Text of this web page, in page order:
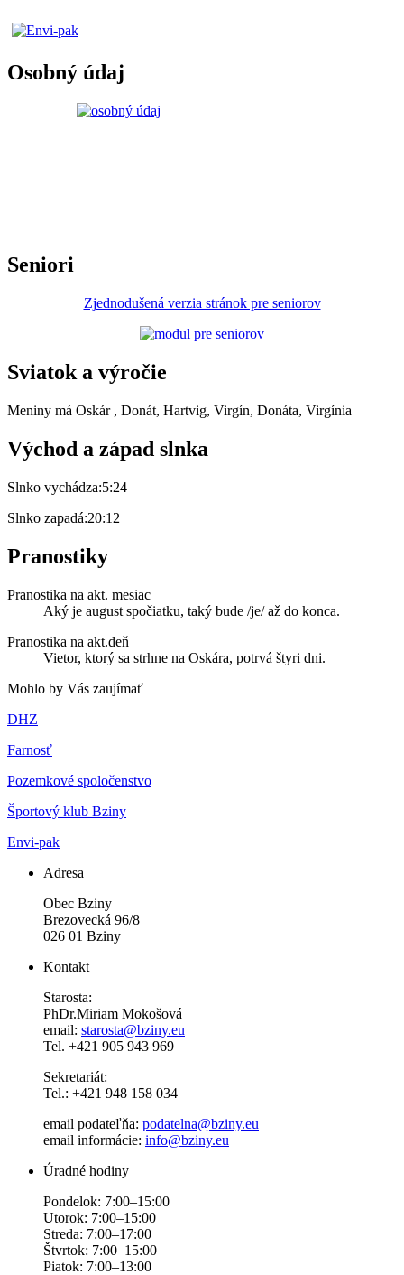
Osobný údaj
Seniori
Zjednodušená verzia stránok pre seniorov
Sviatok a výročie
Meniny má Oskár , Donát, Hartvig, Virgín, Donáta, Virgínia
Východ a západ slnka
Slnko vychádza:5:24
Slnko zapadá:20:12
Pranostiky
Pranostika na akt. mesiac
Aký je august spočiatku, taký bude /je/ až do konca.
Pranostika na akt.deň
Vietor, ktorý sa strhne na Oskára, potrvá štyri dni.
Mohlo by Vás zaujímať
DHZ
Farnosť
Pozemkové spoločenstvo
Športový klub Bziny
Envi-pak
Adresa
Obec Bziny
Brezovecká 96/8
026 01 Bziny
Kontakt
Starosta:
PhDr.Miriam Mokošová
email: starosta@bziny.eu
Tel. +421 905 943 969
Sekretariát:
Tel.: +421 948 158 034
email podateľňa: podatelna@bziny.eu
email informácie: info@bziny.eu
Úradné hodiny
Pondelok: 7:00–15:00
Utorok: 7:00–15:00
Streda: 7:00–17:00
Štvrtok: 7:00–15:00
Piatok: 7:00–13:00